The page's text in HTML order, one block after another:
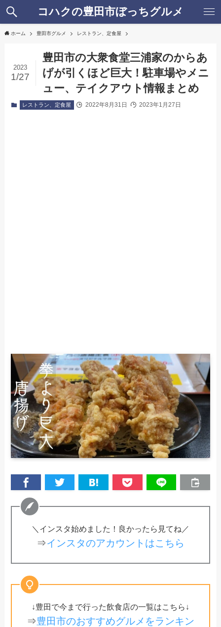
コハクの豊田市ぼっちグルメ
ホーム 豊田市グルメ レストラン、定食屋
豊田市の大衆食堂三浦家のからあ
げが引くほど巨大！駐車場やメニ
ュー、テイクアウト情報まとめ
2023
1/27
レストラン、定食屋 2022年8月31日 2023年1月27日
＼インスタ始めました！良かったら見てね／
⇒インスタのアカウントはこちら
↓豊田で今まで行った飲食店の一覧はこちら↓
⇒豊田市のおすすめグルメをランキン